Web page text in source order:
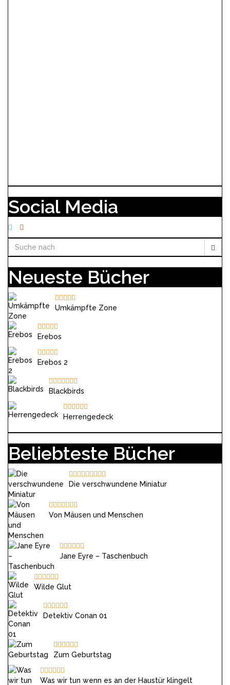
Social Media
Neueste Bücher
Umkämpfte Zone
Erebos
Erebos 2
Blackbirds
Herrengedeck
Beliebteste Bücher
Die verschwundene Miniatur
Von Mäusen und Menschen
Jane Eyre – Taschenbuch
Wilde Glut
Detektiv Conan 01
Zum Geburtstag
Was wir tun wenn es an der Haustür klingelt